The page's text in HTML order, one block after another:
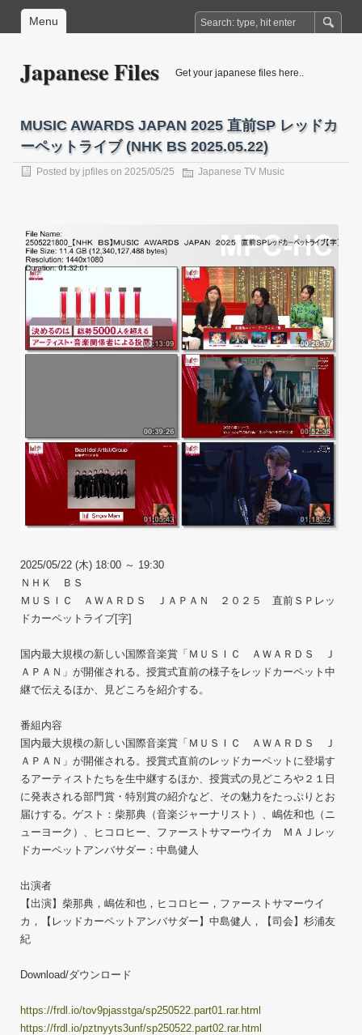
Menu
Japanese Files Get your japanese files here..
MUSIC AWARDS JAPAN 2025 直前SP レッドカ
ーペットライブ (NHK BS 2025.05.22)
Posted by jpfiles on 2025/05/25 Japanese TV Music
2025/05/22 (木) 18:00 ～ 19:30
ＮＨＫ ＢＳ
ＭＵＳＩＣ ＡＷＡＲＤＳ ＪＡＰＡＮ ２０２５ 直前ＳＰレッ
ドカーペットライブ[字]
国内最大規模の新しい国際音楽賞「ＭＵＳＩＣ ＡＷＡＲＤＳ Ｊ
ＡＰＡＮ」が開催される。授賞式直前の様子をレッドカーペット中
継で伝えるほか、見どころを紹介する。
番組内容
国内最大規模の新しい国際音楽賞「ＭＵＳＩＣ ＡＷＡＲＤＳ Ｊ
ＡＰＡＮ」が開催される。授賞式直前のレッドカーペットに登場す
るアーティストたちを生中継するほか、授賞式の見どころや２１日
に発表される部門賞・特別賞の紹介など、その魅力をたっぷりとお
届けする。ゲスト：柴那典（音楽ジャーナリスト）、嶋佐和也（ニ
ューヨーク）、ヒコロヒー、ファーストサマーウイカ ＭＡＪレッ
ドカーペットアンバサダー：中島健人
出演者
【出演】柴那典，嶋佐和也，ヒコロヒー，ファーストサマーウイ
カ，【レッドカーペットアンバサダー】中島健人，【司会】杉浦友
紀
Download/ダウンロード
https://frdl.io/tov9pjasstga/sp250522.part01.rar.html
https://frdl.io/pztnyyts3unf/sp250522.part02.rar.html